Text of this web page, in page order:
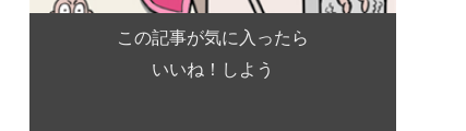
この記事が気に入ったら
いいね！しよう